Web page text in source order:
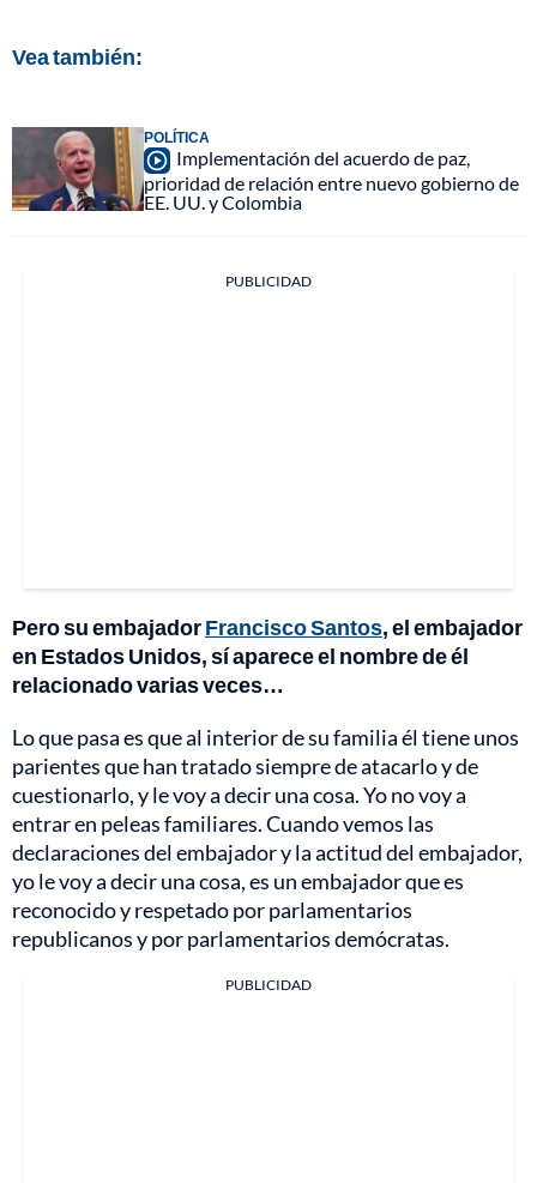
Vea también:
POLÍTICA
Implementación del acuerdo de paz,
prioridad de relación entre nuevo gobierno de
EE. UU. y Colombia
PUBLICIDAD
Pero su embajadorFrancisco Santos, el embajador
en Estados Unidos, sí aparece el nombre de él
relacionado varias veces…
Lo que pasa es que al interior de su familia él tiene unos
parientes que han tratado siempre de atacarlo y de
cuestionarlo, y le voy a decir una cosa. Yo no voy a
entrar en peleas familiares. Cuando vemos las
declaraciones del embajador y la actitud del embajador,
yo le voy a decir una cosa, es un embajador que es
reconocido y respetado por parlamentarios
republicanos y por parlamentarios demócratas.
PUBLICIDAD